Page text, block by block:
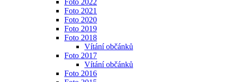
Foto 2022
Foto 2021
Foto 2020
Foto 2019
Foto 2018
Vítání občánků
Foto 2017
Vítání občánků
Foto 2016